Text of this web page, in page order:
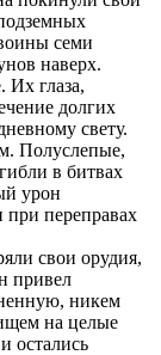
семи
наверх.
Их глаза,
долгих
свету.
Полуслепые,
в битвах
урон
при переправах
свои орудия,
привел
никем
на целые
остались